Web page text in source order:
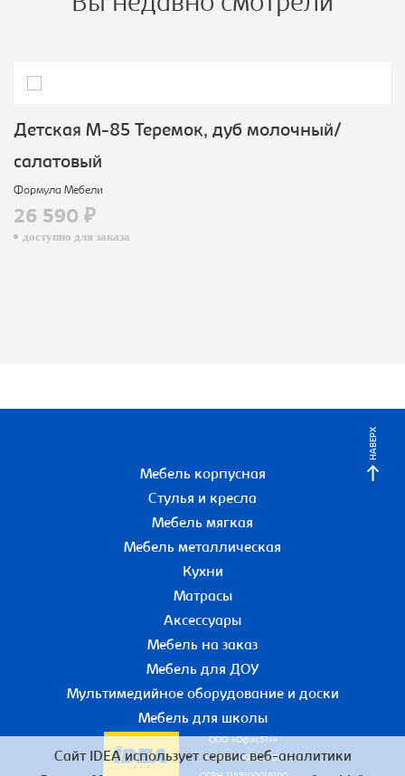
Детская М-85 Теремок, дуб молочный/
салатовый
Формула Мебели
26 590 ₽
доступно для заказа
НАВЕРХ
Мебель корпусная
Стулья и кресла
Мебель мягкая
Мебель металлическая
Кухни
Матрасы
Аксессуары
Мебель на заказ
Мебель для ДОУ
Мультимедийное оборудование и доски
Мебель для школы
ООО «Офис51+»
ИНН 5190055780
Сайт IDEA использует сервис веб-аналитики